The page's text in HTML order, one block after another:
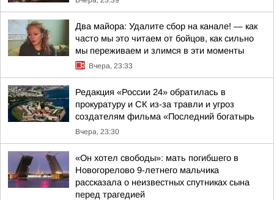
Два майора: Удалите сбор на канале! — как
часто мы это читаем от бойцов, как сильно
мы переживаем и злимся в эти моменты
Вчера, 23:33
Редакция «России 24» обратилась в
прокуратуру и СК из-за травли и угроз
создателям фильма «Последний богатырь
Вчера, 23:30
«Он хотел свободы»: мать погибшего в
Новогорелово 9-летнего мальчика
рассказала о неизвестных спутниках сына
перед трагедией